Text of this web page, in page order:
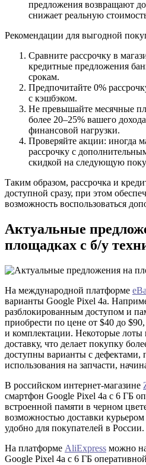
предложения возвращают
снижает реальную
Рекомендации для выгодной
Сравните рассрочку в
кредитные предложения
срокам.
Предпочитайте 0%
с кэшбэком.
Не превышайте месячные
более 20–25% вашего
финансовой нагрузки.
Проверяйте акции: иногда
рассрочку с
скидкой на следующую
Таким образом, рассрочка и
доступной сразу, при этом
возможность воспользоваться
Актуальные
площадках с б/у
На международной платформе
варианты Google Pixel 4a.
разблокированным доступом и
приобрести по цене от $40 до
и комплектации. Некоторые лоты
доставку, что делает покупку
доступны варианты с дефектами,
использования на запчасти,
В российском интернет-магазине
смартфон Google Pixel 4a с 6 ГБ
встроенной памяти в черном
возможностью доставки
удобно для покупателей в России.
На платформе AliExpress можно
Google Pixel 4a с 6 ГБ